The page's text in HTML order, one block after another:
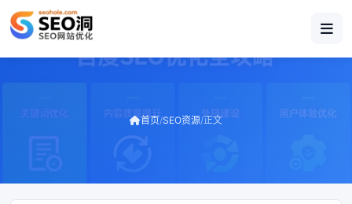
首页/SEO资源/正文